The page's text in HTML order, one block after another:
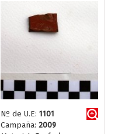
Nº de U.E: 1101
Campaña: 2009